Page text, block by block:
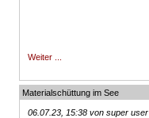
Weiter ...
Materialschüttung im See
06.07.23, 15:38 von super user